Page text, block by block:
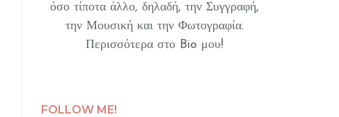
όσο τίποτα άλλο, δηλαδή, την Συγγραφή,
την Μουσική και την Φωτογραφία.
Περισσότερα στο Bio μου!
FOLLOW ME!